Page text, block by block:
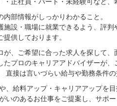
部情報がしっかりわかること。
施設・職場に就業できるよう、評
提供しております。
、ご希望に合った求人を探して、
たプロのキャリアアドバイザーが
直接は言いづらい給与や勤務条件の
、給料アップ・キャリアアップを
いのあるお仕事をご提案し、サポー